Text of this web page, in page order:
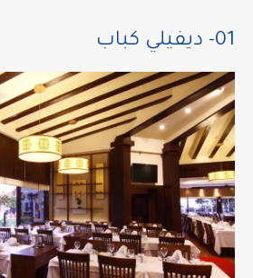
01- ديفيلي كباب